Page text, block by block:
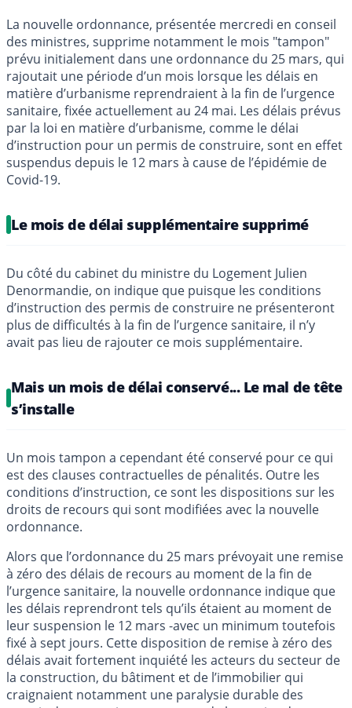
La nouvelle ordonnance, présentée mercredi en conseil
des ministres, supprime notamment le mois "tampon"
prévu initialement dans une ordonnance du 25 mars, qui
rajoutait une période d’un mois lorsque les délais en
matière d’urbanisme reprendraient à la fin de l’urgence
sanitaire, fixée actuellement au 24 mai. Les délais prévus
par la loi en matière d’urbanisme, comme le délai
d’instruction pour un permis de construire, sont en effet
suspendus depuis le 12 mars à cause de l’épidémie de
Covid-19.
Le mois de délai supplémentaire supprimé
Du côté du cabinet du ministre du Logement Julien
Denormandie, on indique que puisque les conditions
d’instruction des permis de construire ne présenteront
plus de difficultés à la fin de l’urgence sanitaire, il n’y
avait pas lieu de rajouter ce mois supplémentaire.
Mais un mois de délai conservé... Le mal de tête
s’installe
Un mois tampon a cependant été conservé pour ce qui
est des clauses contractuelles de pénalités. Outre les
conditions d’instruction, ce sont les dispositions sur les
droits de recours qui sont modifiées avec la nouvelle
ordonnance.
Alors que l’ordonnance du 25 mars prévoyait une remise
à zéro des délais de recours au moment de la fin de
l’urgence sanitaire, la nouvelle ordonnance indique que
les délais reprendront tels qu’ils étaient au moment de
leur suspension le 12 mars -avec un minimum toutefois
fixé à sept jours. Cette disposition de remise à zéro des
délais avait fortement inquiété les acteurs du secteur de
la construction, du bâtiment et de l’immobilier qui
craignaient notamment une paralysie durable des